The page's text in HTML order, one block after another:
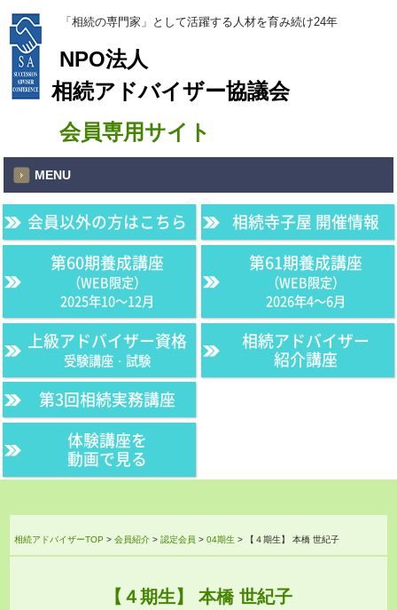
「相続の専門家」として活躍する人材を育み続け24年
NPO法人
相続アドバイザー協議会
会員専用サイト
MENU
会員以外の方はこちら
相続寺子屋 開催情報
第60期養成講座
（WEB限定）
2025年10〜12月
第61期養成講座
（WEB限定）
2026年4〜6月
上級アドバイザー資格
受験講座・試験
第3回相続実務講座
相続アドバイザー
紹介講座
体験講座を
動画で見る
相続アドバイザーTOP >会員紹介 >認定会員 >04期生 > 【４期生】 本橋 世紀子
【４期生】 本橋 世紀子